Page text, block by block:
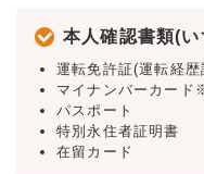
本人確認書類(
運転免許証(運転経歴
マイナンバーカード
パスポート
特別永住者証明書
在留カード